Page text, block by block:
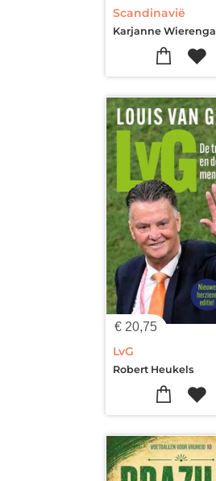
Scandinavië
Karjanne Wierenga
€ 20,75
LvG
Robert Heukels